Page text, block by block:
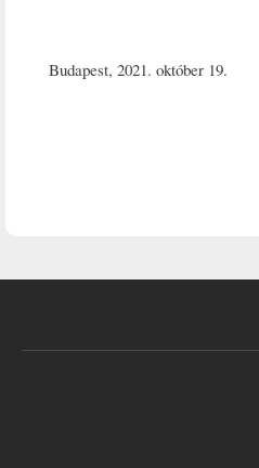
Budapest, 2021. október 19.